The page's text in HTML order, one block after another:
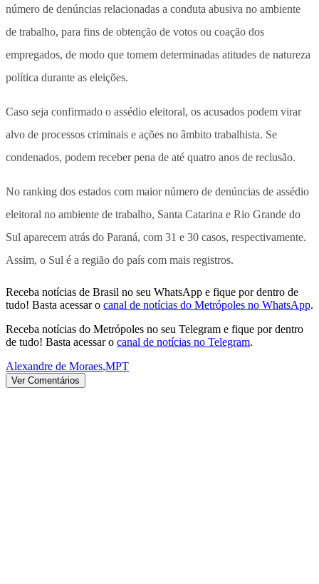
número de denúncias relacionadas a conduta abusiva no ambiente
de trabalho, para fins de obtenção de votos ou coação dos
empregados, de modo que tomem determinadas atitudes de natureza
política durante as eleições.
Caso seja confirmado o assédio eleitoral, os acusados podem virar
alvo de processos criminais e ações no âmbito trabalhista. Se
condenados, podem receber pena de até quatro anos de reclusão.
No ranking dos estados com maior número de denúncias de assédio
eleitoral no ambiente de trabalho, Santa Catarina e Rio Grande do
Sul aparecem atrás do Paraná, com 31 e 30 casos, respectivamente.
Assim, o Sul é a região do país com mais registros.
Receba notícias de Brasil no seu WhatsApp e fique por dentro de
tudo! Basta acessar o canal de notícias do Metrópoles no WhatsApp.
Receba notícias do Metrópoles no seu Telegram e fique por dentro
de tudo! Basta acessar o canal de notícias no Telegram.
Alexandre de Moraes,MPT
Ver Comentários